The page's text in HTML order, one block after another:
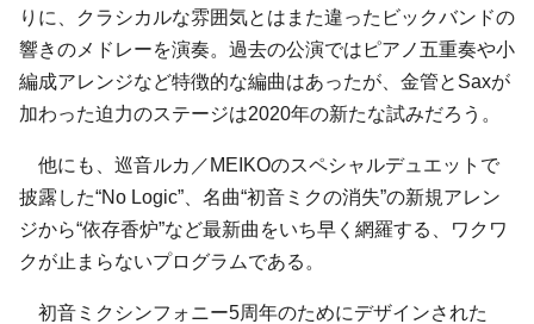
りに、クラシカルな雰囲気とはまた違ったビックバンドの
響きのメドレーを演奏。過去の公演ではピアノ五重奏や小
編成アレンジなど特徴的な編曲はあったが、金管とSaxが
加わった迫力のステージは2020年の新たな試みだろう。
他にも、巡音ルカ／MEIKOのスペシャルデュエットで
披露した“No Logic”、名曲“初音ミクの消失”の新規アレン
ジから“依存香炉”など最新曲をいち早く網羅する、ワクワ
クが止まらないプログラムである。
初音ミクシンフォニー5周年のためにデザインされた